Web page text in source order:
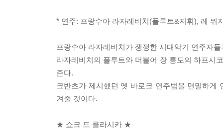
* 연주: 프랑수아 라자레비치(플루트&지휘), 레 뮈
프랑수아 라자레비치가 쟁쟁한 시대악기 연주자
라자레비치의 플루트와 더불어 장 롱도의 하프시
준다.
크반츠가 제시했던 옛 바로크 연주법을 면밀하
겨줄 것이다.
★ 쇼크 드 클라시카 ★